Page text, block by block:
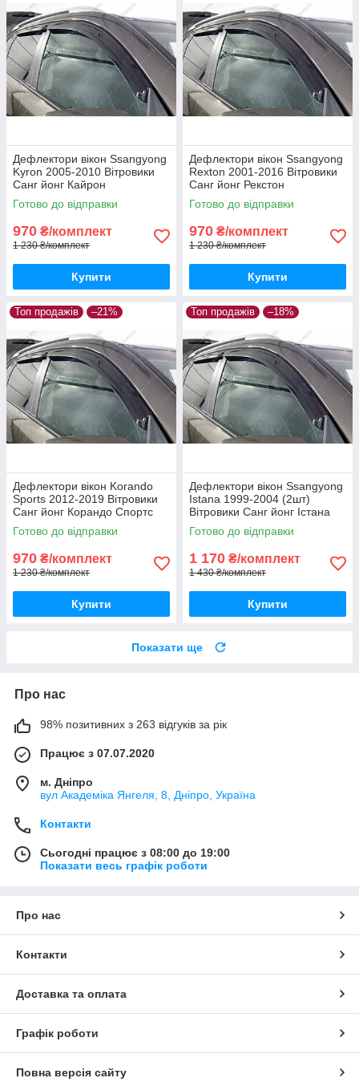
Дефлектори вікон Ssangyong
Kyron 2005-2010 Вітровики
Санг йонг Кайрон
дефлектори 4шт з 2005 по
2010
Готово до відправки
970 ₴/комплект
1 230 ₴/комплект
Купити
Дефлектори вікон Ssangyong
Rexton 2001-2016 Вітровики
Санг йонг Рекстон
дефлектори 4шт з 2001 по
2016
Готово до відправки
970 ₴/комплект
1 230 ₴/комплект
Купити
Топ продажів –21%
Дефлектори вікон Korando
Sports 2012-2019 Вітровики
Санг йонг Корандо Спортс
дефлектори 4шт з 2012 по
2019
Готово до відправки
970 ₴/комплект
1 230 ₴/комплект
Купити
Топ продажів –18%
Дефлектори вікон Ssangyong
Istana 1999-2004 (2шт)
Вітровики Санг йонг Істана
дефлектори 2шт
Готово до відправки
1 170 ₴/комплект
1 430 ₴/комплект
Купити
Показати ще
Про нас
98% позитивних з 263 відгуків за рік
Працює з 07.07.2020
м. Дніпро
вул Академіка Янгеля, 8, Дніпро, Україна
Контакти
Сьогодні працює з 08:00 до 19:00
Показати весь графік роботи
Про нас
Контакти
Доставка та оплата
Графік роботи
Повна версія сайту